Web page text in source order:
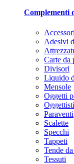
Complementi
Adesivi
Carte da
Divisori
Liquido
Mensole
Oggetti
Paraventi
Scalette
Specchi
Tappeti
Tende
Tessuti